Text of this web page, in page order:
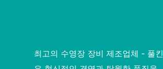
최고의 수영장 장비 제조업체 - 풀킨